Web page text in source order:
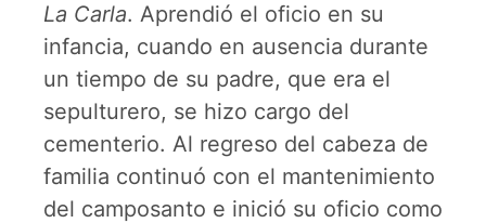
La Carla. Aprendió el oficio en su
infancia, cuando en ausencia durante
un tiempo de su padre, que era el
sepulturero, se hizo cargo del
cementerio. Al regreso del cabeza de
familia continuó con el mantenimiento
del camposanto e inició su oficio como